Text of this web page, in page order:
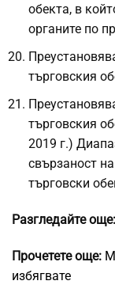
обекта, в
органите по
търговския
търговския
2019 г.)
свързаност
търговски
Разгледайте още:
Прочетете още:
избягвате